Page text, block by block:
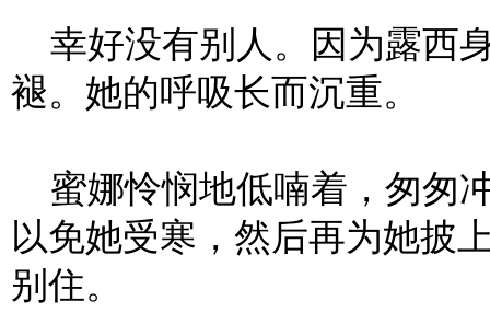
幸好没有别人。因为露西
褪。她的呼吸长而沉重。
蜜娜怜悯地低喃着，匆匆
以免她受寒，然后再为她披
别住。